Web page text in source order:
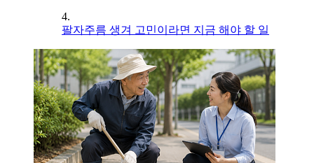
4.
팔자주름 생겨 고민이라면 지금 해야 할 일